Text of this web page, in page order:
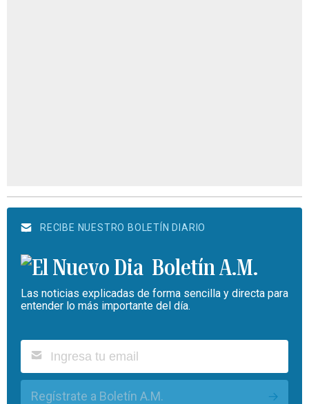
RECIBE NUESTRO BOLETÍN DIARIO
Boletín A.M.
Las noticias explicadas de forma sencilla y directa para
entender lo más importante del día.
Regístrate a Boletín A.M.